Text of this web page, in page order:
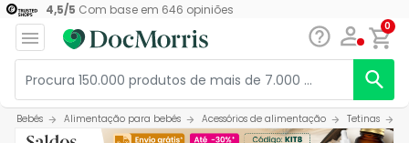
4,5/5 Com base em 646 opiniões
0
Bebés Alimentação para bebés Acessórios de alimentação Tetinas